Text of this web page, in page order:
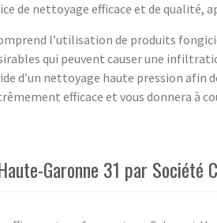
de nettoyage efficace et de qualité,
l’utilisation de produits
qui peuvent causer une
d’un nettoyage haute pression afin
efficace et vous donnera à
Garonne 31 par Société